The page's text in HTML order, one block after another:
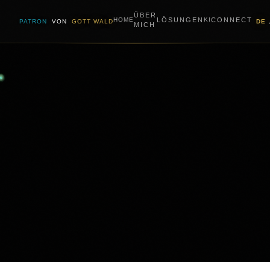
PATRON VON GOTT WALDHOME
ÜBER
MICH
LÖSUNGEN KICONNECT DE